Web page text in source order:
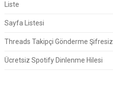
Liste
Sayfa Listesi
Threads Takipçi Gönderme Şifresiz
Ücretsiz Spotify Dinlenme Hilesi